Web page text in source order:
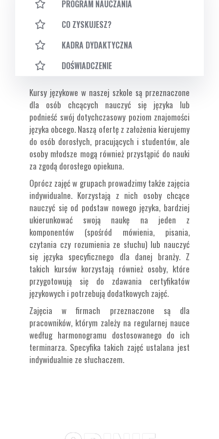
PROGRAM NAUCZANIA
CO ZYSKUJESZ?
KADRA DYDAKTYCZNA
DOŚWIADCZENIE
Kursy językowe w naszej szkole są przeznaczone
dla osób chcących nauczyć się języka lub
podnieść swój dotychczasowy poziom znajomości
języka obcego. Naszą ofertę z założenia kierujemy
do osób dorosłych, pracujących i studentów, ale
osoby młodsze mogą również przystąpić do nauki
za zgodą dorosłego opiekuna.
Oprócz zajęć w grupach prowadzimy także zajęcia
indywidualne. Korzystają z nich osoby chcące
nauczyć się od podstaw nowego języka, bardziej
ukierunkować swoją naukę na jeden z
komponentów (spośród mówienia, pisania,
czytania czy rozumienia ze słuchu) lub nauczyć
się języka specyficznego dla danej branży. Z
takich kursów korzystają również osoby, które
przygotowują się do zdawania certyfikatów
językowych i potrzebują dodatkowych zajęć.
Zajęcia w firmach przeznaczone są dla
pracowników, którym zależy na regularnej nauce
według harmonogramu dostosowanego do ich
terminarza. Specyfika takich zajęć ustalana jest
indywidualnie ze słuchaczem.